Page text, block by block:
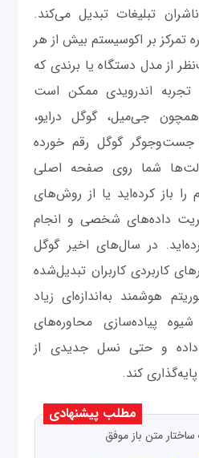
تبلیغات تبدیل می‌کند.
تمرکز بر اکوسیستم بیش از هر
از مدل دستگاه یا برندی که
تجربه اندرویدی ممکن است
جی‌میل، گوگل درایو،
جست‌وجوگر گوگل رقم خورده
شما روی صفحه اصلی
را باز کرده‌اید یا از روش‌های
داده‌های شخصی و انجام
در سال‌های اخیر گوگل
کاربردی کاربران تبدیل‌شده
هوشمند به‌اندازه‌ای زیاد
پیاده‌سازی محاوره‌های
و حتی نسل جدیدی از
کند.
مطلب پیشنهادی
متن باز موفق